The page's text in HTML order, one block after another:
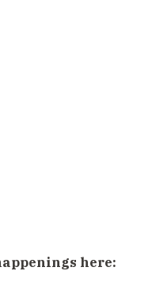
here: